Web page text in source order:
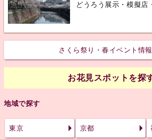
どうろう展示・模擬店
さくら祭り・春イベント情
お花見スポットを探
地域で探す
東京 京都